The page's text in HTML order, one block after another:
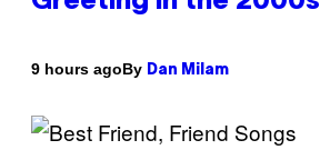
9 hours agoBy Dan Milam